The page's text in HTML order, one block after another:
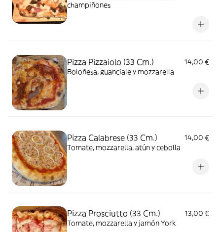
champiñones
Pizza Pizzaiolo (33 Cm.)
14,00 €
Boloñesa, guanciale y mozzarella
Pizza Calabrese (33 Cm.)
14,00 €
Tomate, mozzarella, atún y cebolla
Pizza Prosciutto (33 Cm.)
13,00 €
Tomate, mozzarella y jamón York